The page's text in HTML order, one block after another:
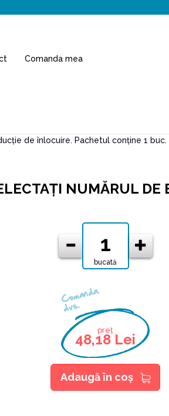
Comanda mea
de înlocuire. Pachetul conține 1 buc.
NUMĂRUL DE
bucată
Comanda
dvs.
preț
48,18 Lei
Adaugă în coş